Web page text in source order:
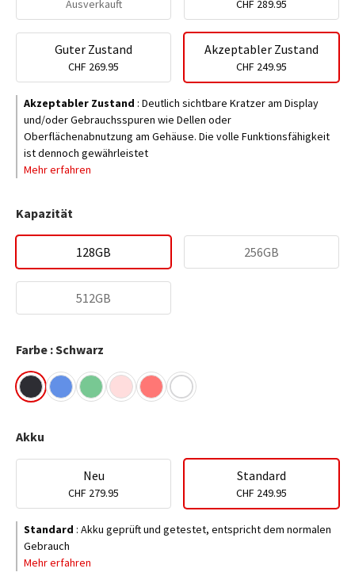
Ausverkauft CHF 289.95
Guter Zustand
CHF 269.95
Akzeptabler Zustand
CHF 249.95
Akzeptabler Zustand : Deutlich sichtbare Kratzer am Display
und/oder Gebrauchsspuren wie Dellen oder
Oberflächenabnutzung am Gehäuse. Die volle Funktionsfähigkeit
ist dennoch gewährleistet
Mehr erfahren
Kapazität
128GB 256GB
512GB
Farbe : Schwarz
Akku
Neu
CHF 279.95
Standard
CHF 249.95
Standard : Akku geprüft und getestet, entspricht dem normalen
Gebrauch
Mehr erfahren